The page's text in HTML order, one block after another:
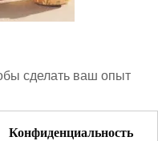
сделать ваш опыт
Конфиденциальность